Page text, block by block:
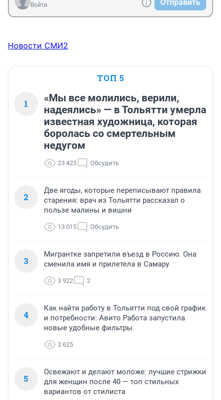
Войти
Отправить
Новости СМИ2
ТОП 5
1
«Мы все молились, верили,
надеялись» — в Тольятти умерла
известная художница, которая
боролась со смертельным
недугом
23 423 Обсудить
2
Две ягоды, которые переписывают правила
старения: врач из Тольятти рассказал о
пользе малины и вишни
13 015 Обсудить
3
Мигрантке запретили въезд в Россию. Она
сменила имя и прилетела в Самару
3 922 2
4
Как найти работу в Тольятти под свой график
и потребности: Авито Работа запустила
новые удобные фильтры
2 625
5
Освежают и делают моложе: лучшие стрижки
для женщин после 40 — топ стильных
вариантов от стилиста